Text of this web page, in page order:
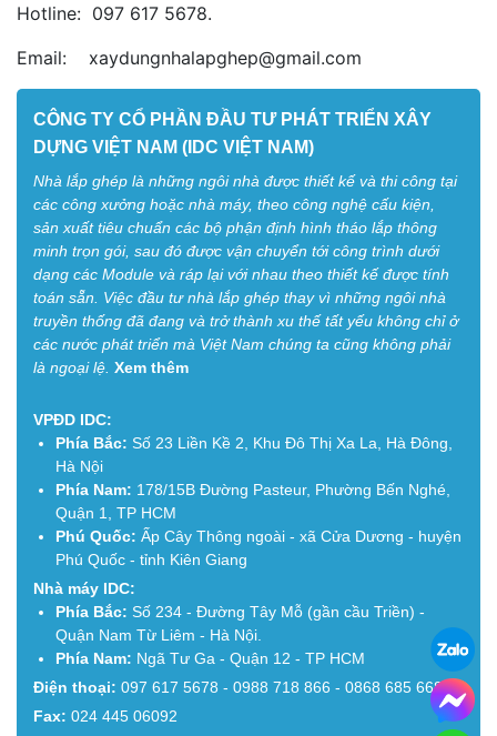
Hotline: 097 617 5678.
Email: xaydungnhalapghep@gmail.com
CÔNG TY CỔ PHẦN ĐẦU TƯ PHÁT TRIỂN XÂY
DỰNG VIỆT NAM (IDC VIỆT NAM)
Nhà lắp ghép là những ngôi nhà được thiết kế và thi công tại
các công xưởng hoặc nhà máy, theo công nghệ cấu kiện,
sản xuất tiêu chuẩn các bộ phận định hình tháo lắp thông
minh trọn gói, sau đó được vận chuyển tới công trình dưới
dạng các Module và ráp lại với nhau theo thiết kế được tính
toán sẵn. Việc đầu tư nhà lắp ghép thay vì những ngôi nhà
truyền thống đã đang và trở thành xu thế tất yếu không chỉ ở
các nước phát triển mà Việt Nam chúng ta cũng không phải
là ngoại lệ. Xem thêm
VPĐD IDC:
Phía Bắc: Số 23 Liền Kề 2, Khu Đô Thị Xa La, Hà Đông,
Hà Nội
Phía Nam: 178/15B Đường Pasteur, Phường Bến Nghé,
Quận 1, TP HCM
Phú Quốc: Ấp Cây Thông ngoài - xã Cửa Dương - huyện
Phú Quốc - tỉnh Kiên Giang
Nhà máy IDC:
Phía Bắc: Số 234 - Đường Tây Mỗ (gần cầu Triền) -
Quận Nam Từ Liêm - Hà Nội.
Phía Nam: Ngã Tư Ga - Quận 12 - TP HCM
Điện thoại: 097 617 5678 - 0988 718 866 - 0868 685 668
Fax: 024 445 06092